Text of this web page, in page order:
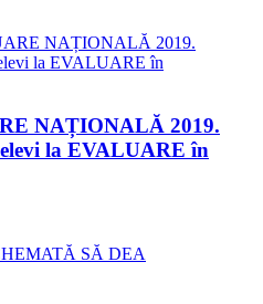
NAȚIONALĂ 2019.
la EVALUARE în